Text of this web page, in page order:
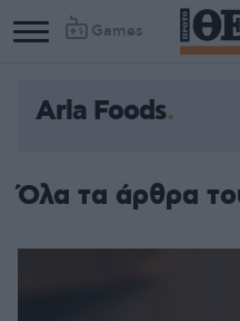
Games
Arla Foods
Όλα τα άρθρα